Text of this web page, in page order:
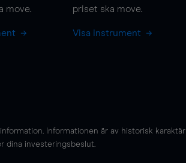
move.
priset ska move.
Visa instrument
Informationen är av historisk karaktär
dina investeringsbeslut.